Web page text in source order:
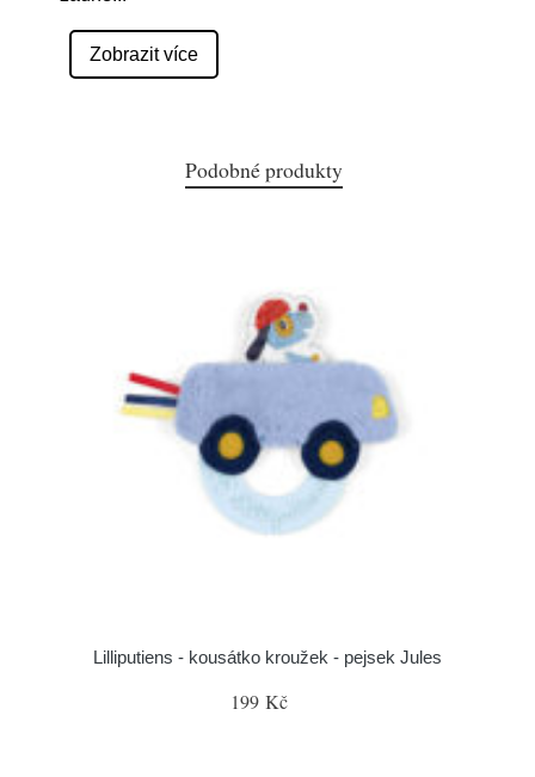
Zobrazit více
Podobné produkty
Lilliputiens - kousátko kroužek - pejsek Jules
199 Kč